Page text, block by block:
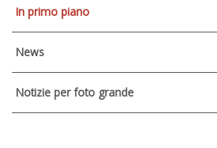
In primo piano
News
Notizie per foto grande